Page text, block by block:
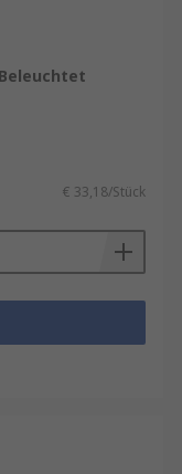
€ 33,18/Stück